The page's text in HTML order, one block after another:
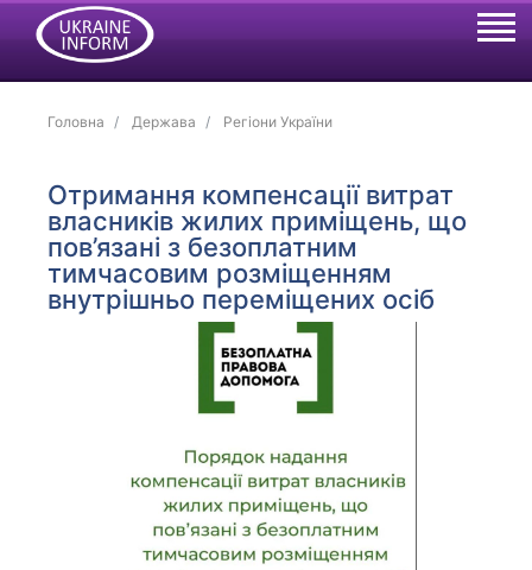
Головна Держава Регіони України
Отримання компенсації витрат
власників жилих приміщень, що
пов’язані з безоплатним
тимчасовим розміщенням
внутрішньо переміщених осіб